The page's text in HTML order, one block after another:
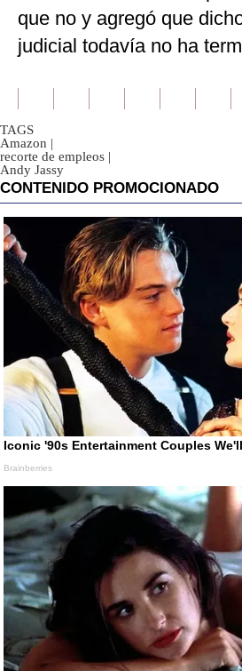
que no y agregó que
judicial todavía no ha
TAGS
Amazon |
recorte de empleos |
Andy Jassy